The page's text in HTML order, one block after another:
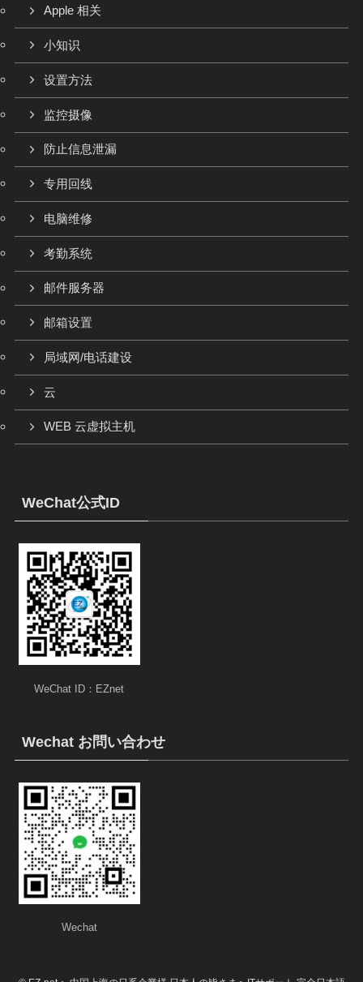
Apple 相关
小知识
设置方法
监控摄像
防止信息泄漏
专用回线
电脑维修
考勤系统
邮件服务器
邮箱设置
局域网/电话建设
云
WEB 云虚拟主机
WeChat公式ID
WeChat ID：EZnet
Wechat お問い合わせ
Wechat